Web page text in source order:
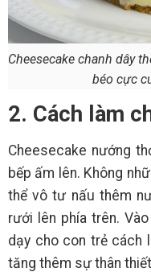
Cheesecake chanh dây
béo cực
2. Cách làm
Cheesecake nướng
bếp ấm lên. Không
thể vô tư nấu thêm
rưới lên phía trên.
dạy cho con trẻ cách
tăng thêm sự thân